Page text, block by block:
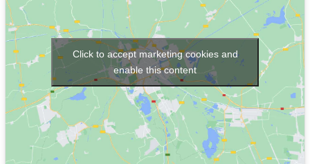
Click to accept marketing cookies and
enable this content